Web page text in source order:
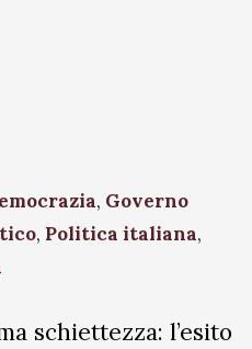
, Governo
, Politica italiana,
schiettezza: l’esito